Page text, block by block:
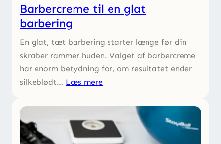
Barbercreme til en glat
barbering
En glat, tæt barbering starter længe før din
skraber rammer huden. Valget af barbercreme
har enorm betydning for, om resultatet ender
silkeblødt… Læs mere